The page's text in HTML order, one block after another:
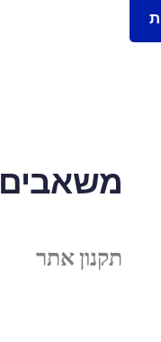
משאבים
תקנון אתר